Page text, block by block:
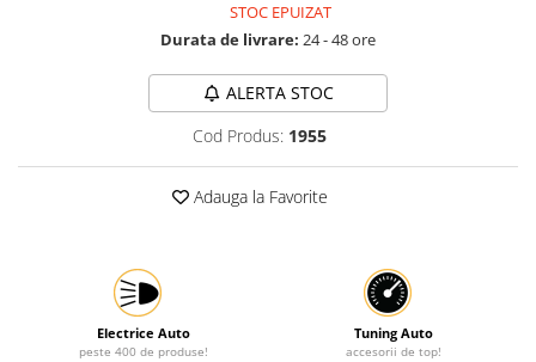
STOC EPUIZAT
Durata de livrare: 24 - 48 ore
ALERTA STOC
Cod Produs: 1955
Adauga la Favorite
Electrice Auto
peste 400 de produse!
Tuning Auto
accesorii de top!